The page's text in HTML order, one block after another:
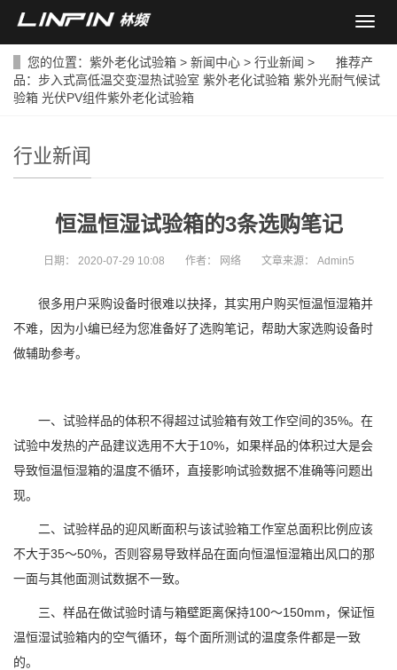
导
菜
单
您的位置： 紫外老化试验箱 > 新闻中心 > 行业新闻 > 推荐产
品： 步入式高低温交变湿热试验室 紫外老化试验箱 紫外光耐气候试
验箱 光伏PV组件紫外老化试验箱
行业新闻
恒温恒湿试验箱的3条选购笔记
日期： 2020-07-29 10:08 作者： 网络 文章来源： Admin5
很多用户采购设备时很难以抉择，其实用户购买恒温恒湿箱并
不难，因为小编已经为您准备好了选购笔记，帮助大家选购设备时
做辅助参考。
一、试验样品的体积不得超过试验箱有效工作空间的35%。在
试验中发热的产品建议选用不大于10%，如果样品的体积过大是会
导致恒温恒湿箱的温度不循环，直接影响试验数据不准确等问题出
现。
二、试验样品的迎风断面积与该试验箱工作室总面积比例应该
不大于35～50%，否则容易导致样品在面向恒温恒湿箱出风口的那
一面与其他面测试数据不一致。
三、样品在做试验时请与箱壁距离保持100～150mm，保证恒
温恒湿试验箱内的空气循环，每个面所测试的温度条件都是一致
的。